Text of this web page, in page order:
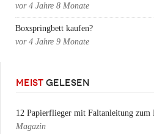
vor 4 Jahre 8 Monate
Boxspringbett kaufen?
vor 4 Jahre 9 Monate
MEIST GELESEN
12 Papierflieger mit Faltanleitung zum
Magazin